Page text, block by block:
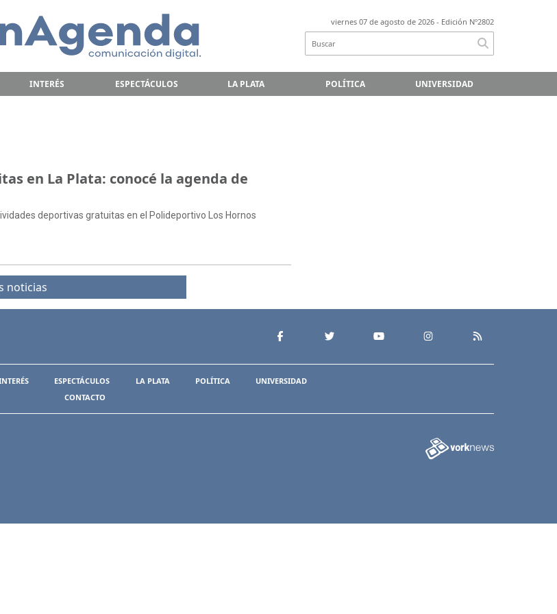
viernes 07 de agosto de 2026 - Edición Nº2802
INTERÉS ESPECTÁCULOS LA PLATA POLÍTICA UNIVERSIDAD
en La Plata: conocé la agenda de
deportivas gratuitas en el Polideportivo Los Hornos
noticias
ESPECTÁCULOS LA PLATA POLÍTICA
UNIVERSIDAD
CONTACTO